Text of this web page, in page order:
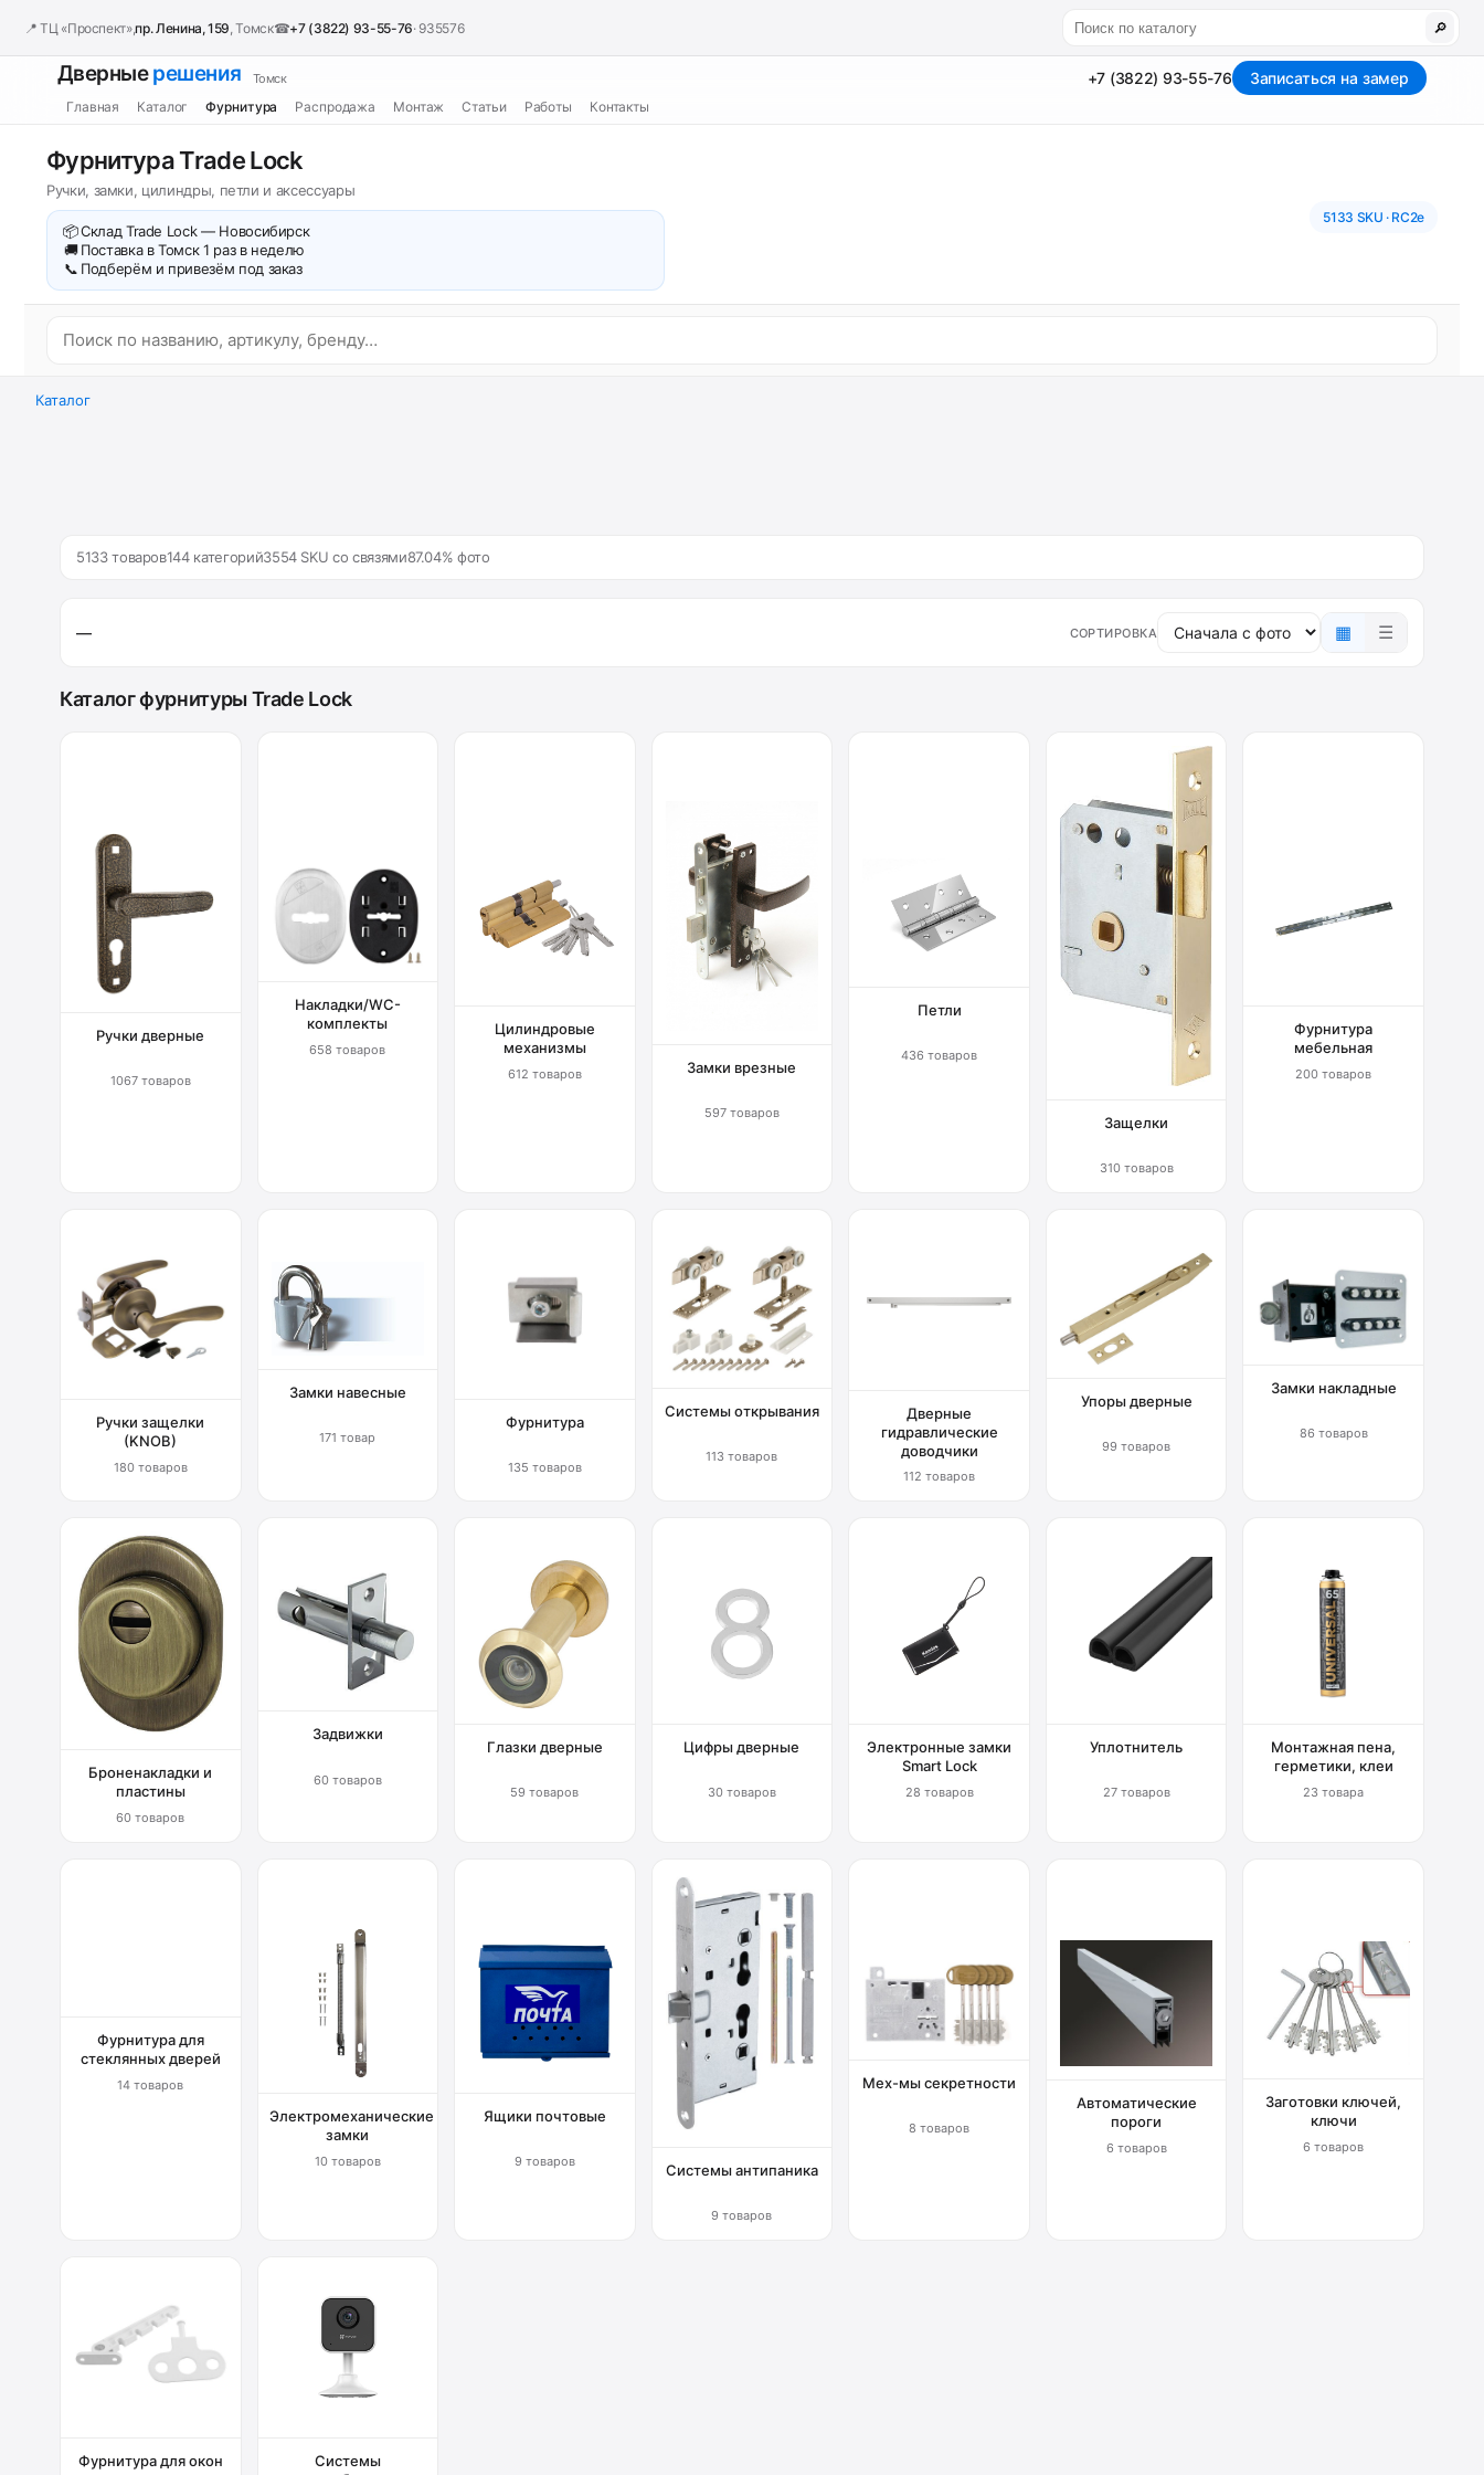
📍 ТЦ «Проспект»,пр. Ленина, 159 , Томск☎+7 (3822) 93-55-76· 935576 🔎
Дверныерешения Томск
Главная Каталог Фурнитура Распродажа Монтаж Статьи Работы Контакты
+7 (3822) 93-55-76 Записаться на замер
Фурнитура Trade Lock
Ручки, замки, цилиндры, петли и аксессуары
📦Склад Trade Lock — Новосибирск
🚚 Поставка в Томск 1 раз в неделю
📞 Подберём и привезём под заказ
5133 SKU · RC2e
Каталог
5133 товаров144 категорий3554 SKU со связями87.04% фото
— СОРТИРОВКА ▦ ☰
Каталог фурнитуры Trade Lock
Ручки дверные
1067 товаров
Накладки/WC-
комплекты
658 товаров
Цилиндровые
механизмы
612 товаров Замки врезные
597 товаров
Петли
436 товаров
Защелки
310 товаров
Фурнитура
мебельная
200 товаров
Ручки защелки
(KNOB)
180 товаров
Замки навесные
171 товар
Фурнитура
135 товаров
Системы открывания
113 товаров
Дверные
гидравлические
доводчики
112 товаров
Упоры дверные
99 товаров
Замки накладные
86 товаров
Броненакладки и
пластины
60 товаров
Задвижки
60 товаров
Глазки дверные
59 товаров
Цифры дверные
30 товаров
Электронные замки
Smart Lock
28 товаров
Уплотнитель
27 товаров
Монтажная пена,
герметики, клеи
23 товара
Фурнитура для
стеклянных дверей
14 товаров
Электромеханические
замки
10 товаров
Ящики почтовые
9 товаров Системы антипаника
9 товаров
Мех-мы секретности
8 товаров
Автоматические
пороги
6 товаров
Заготовки ключей,
ключи
6 товаров
Фурнитура для окон
Системы